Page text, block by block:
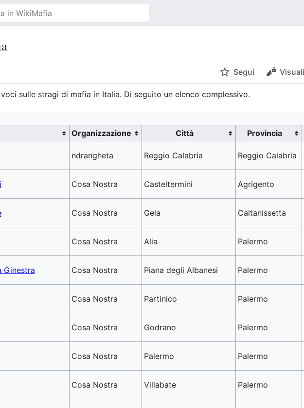
Segui
sulle stragi di mafia in Italia. Di seguito un elenco complessivo.
Organizzazione Città Provincia
ndrangheta Reggio Calabria Reggio Calabria
Cosa Nostra Casteltermini Agrigento
Cosa Nostra Gela Caltanissetta
Cosa Nostra Alia Palermo
Ginestra Cosa Nostra Piana degli Albanesi Palermo
Cosa Nostra Partinico Palermo
Cosa Nostra Godrano Palermo
Cosa Nostra Palermo Palermo
Cosa Nostra Villabate Palermo